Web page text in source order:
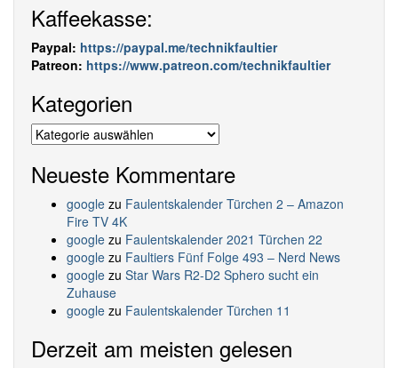
Kaffeekasse:
Paypal: https://paypal.me/technikfaultier
Patreon: https://www.patreon.com/technikfaultier
Kategorien
Kategorien
Neueste Kommentare
google zu Faulentskalender Türchen 2 – Amazon
Fire TV 4K
google zu Faulentskalender 2021 Türchen 22
google zu Faultiers Fünf Folge 493 – Nerd News
google zu Star Wars R2-D2 Sphero sucht ein
Zuhause
google zu Faulentskalender Türchen 11
Derzeit am meisten gelesen